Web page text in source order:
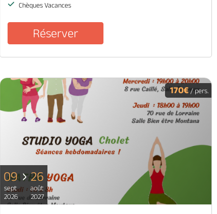
Chèques Vacances
Réserver
170€/ pers.
09
sept
2026
26
août
2027